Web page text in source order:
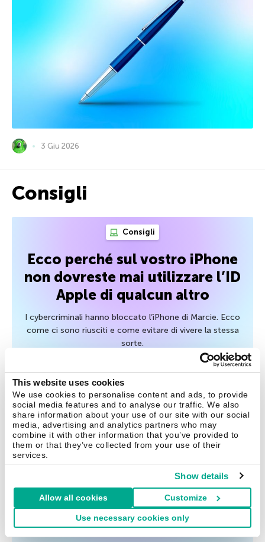
This website uses cookies
We use cookies to personalise content and ads, to provide
social media features and to analyse our traffic. We also
share information about your use of our site with our social
media, advertising and analytics partners who may
combine it with other information that you’ve provided to
them or that they’ve collected from your use of their
services.
Show details
Allow all cookies Customize
Use necessary cookies only
3 Giu 2026
Consigli
Consigli
Ecco perché sul vostro iPhone
non dovreste mai utilizzare l’ID
Apple di qualcun altro
I cybercriminali hanno bloccato l’iPhone di Marcie. Ecco
come ci sono riusciti e come evitare di vivere la stessa
sorte.
Consigli
Mese della Cybersecurity
Festeggiamo questo evento importante con alcuni
preziosi consigli. Ecco a voi 5 tips che aiuteranno i vostri
amici e parenti a proteggere la propria vita online.